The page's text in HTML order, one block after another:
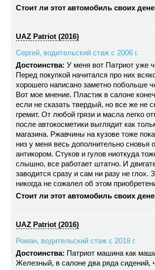
Стоит ли этот автомобиль своих
UAZ Patriot (2016)
Сергей, водительский стаж с 2006 г.
Достоинства: У меня вот Патриот уже
Перед покупкой начитался про них
хорошего написано заметно побольше
Вот мое мнение. Пластик в салоне
если не сказать твердый, но все же не
гремит. От любой грязи и масла легко
после автокосметики выглядит как
магазина. Ржавчины на кузове тоже
низ у меня весь дополнительно сновья
антикором. Стуков и гулов ниоткуда
слышно, все работает штатно. И
заводится сразу и сам ни разу не глох.
никогда не сожалел об этом
Стоит ли этот автомобиль своих
UAZ Patriot (2016)
Роман, водительский стаж с 2018 г.
Достоинства: Патриот машина как
Железный, в салоне два ряда сидений,